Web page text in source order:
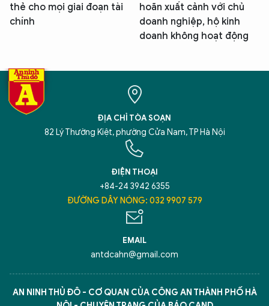
thẻ cho mọi giai đoạn tài
chính
hoãn xuất cảnh với chủ
doanh nghiệp, hộ kinh
doanh không hoạt động
ĐỊA CHỈ TÒA SOẠN
82 Lý Thường Kiệt, phường Cửa Nam, TP Hà Nội
ĐIỆN THOẠI
+84-24 3942 6355
ĐƯỜNG DÂY NÓNG: 032 9907 579
EMAIL
antdcahn@gmail.com
AN NINH THỦ ĐÔ - CƠ QUAN CỦA CÔNG AN THÀNH PHỐ HÀ